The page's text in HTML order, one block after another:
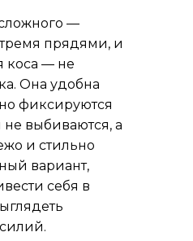
—
прядями, и
коса — не
Она удобна
фиксируются
не выбиваются, а
и стильно
вариант,
себя в